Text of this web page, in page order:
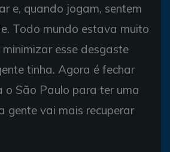
e, quando jogam, sentem
Todo mundo estava muito
esse desgaste
tinha. Agora é fechar
o São Paulo para ter uma
gente vai mais recuperar